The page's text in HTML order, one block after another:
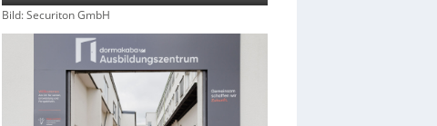
Bild: Securiton GmbH